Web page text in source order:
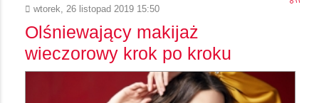
wtorek, 26 listopad 2019 15:50
Olśniewający makijaż
wieczorowy krok po kroku